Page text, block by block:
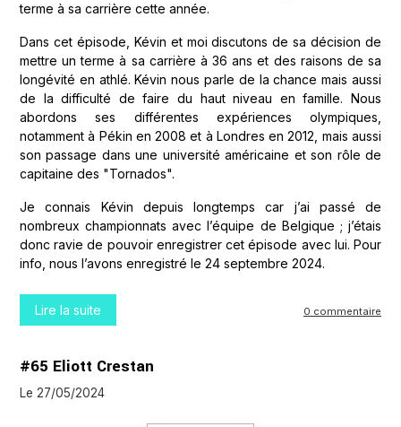
terme à sa carrière cette année.
Dans cet épisode, Kévin et moi discutons de sa décision de
mettre un terme à sa carrière à 36 ans et des raisons de sa
longévité en athlé. Kévin nous parle de la chance mais aussi
de la difficulté de faire du haut niveau en famille. Nous
abordons ses différentes expériences olympiques,
notamment à Pékin en 2008 et à Londres en 2012, mais aussi
son passage dans une université américaine et son rôle de
capitaine des "Tornados".
Je connais Kévin depuis longtemps car j’ai passé de
nombreux championnats avec l’équipe de Belgique ; j’étais
donc ravie de pouvoir enregistrer cet épisode avec lui. Pour
info, nous l’avons enregistré le 24 septembre 2024.
Lire la suite 0 commentaire
#65 Eliott Crestan
Le 27/05/2024